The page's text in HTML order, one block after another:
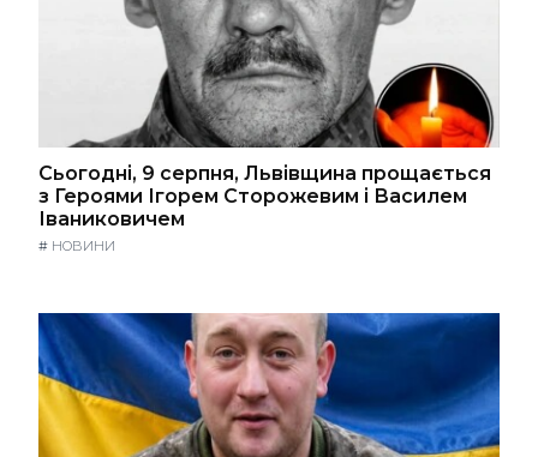
Сьогодні, 9 серпня, Львівщина прощається
з Героями Ігорем Сторожевим і Василем
Іваниковичем
# НОВИНИ